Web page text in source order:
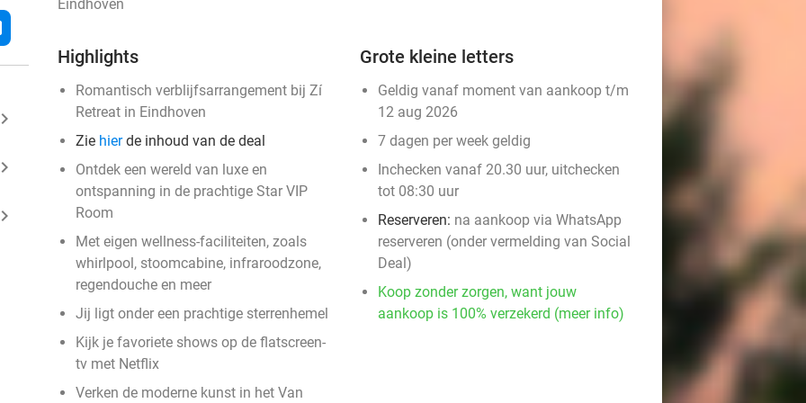
keyboard_arrow_right
keyboard_arrow_right
keyboard_arrow_right
Eindhoven
Highlights
Romantisch verblijfsarrangement bij Zí
Retreat in Eindhoven
Zie hierde inhoud van de deal
Ontdek een wereld van luxe en
ontspanning in de prachtige Star VIP
Room
Met eigen wellness-faciliteiten, zoals
whirlpool, stoomcabine, infraroodzone,
regendouche en meer
Jij ligt onder een prachtige sterrenhemel
Kijk je favoriete shows op de flatscreen-
tv met Netflix
Verken de moderne kunst in het Van
Grote kleine letters
Geldig vanaf moment van aankoop t/m
12 aug 2026
7 dagen per week geldig
​Inchecken vanaf 20.30 uur, uitchecken
tot 08:30 uur
Reserveren: na aankoop via WhatsApp
reserveren (onder vermelding van Social
Deal)
Koop zonder zorgen, want jouw
aankoop is 100% verzekerd (meer info)